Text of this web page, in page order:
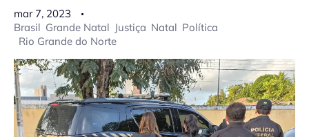
mar 7, 2023
Brasil Grande Natal Justiça Natal Política
Rio Grande do Norte